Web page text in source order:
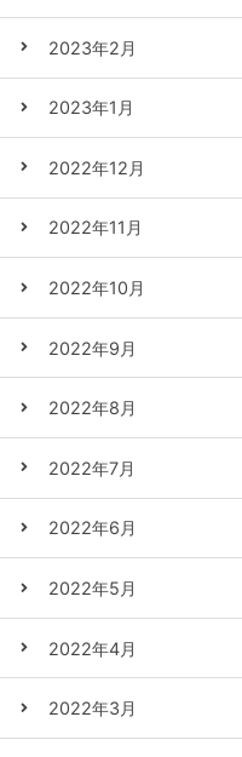
2023年2月
2023年1月
2022年12月
2022年11月
2022年10月
2022年9月
2022年8月
2022年7月
2022年6月
2022年5月
2022年4月
2022年3月